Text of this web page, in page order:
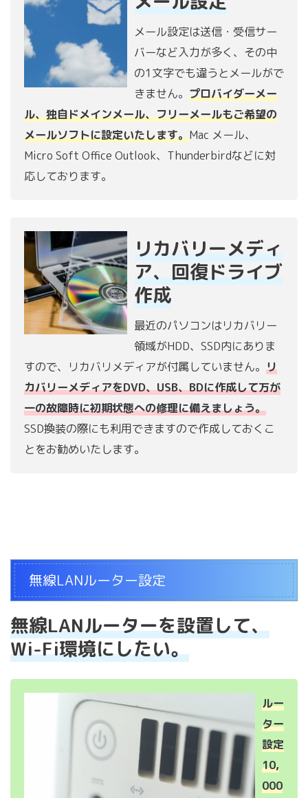
メール設定は送信・受信サー
バーなど入力が多く、その中
の1文字でも違うとメールがで
きません。 プロバイダーメー
ル、独自ドメインメール、フリーメールもご希望の
メールソフトに設定いたします。Mac メール、
Micro Soft Office Outlook、Thunderbirdなどに対
応しております。
リカバリーメディ
ア、回復ドライブ
作成
最近のパソコンはリカバリー
領域がHDD、SSD内にありま
すので、リカバリメディアが付属していません。 リ
カバリーメディアをDVD、USB、BDに作成して万が
一の故障時に初期状態への修理に備えましょう。
SSD換装の際にも利用できますので作成しておくこ
とをお勧めいたします。
無線LANルーター設定
無線LANルーターを設置して、
Wi-Fi環境にしたい。
ルー
ター
設定
10,
000